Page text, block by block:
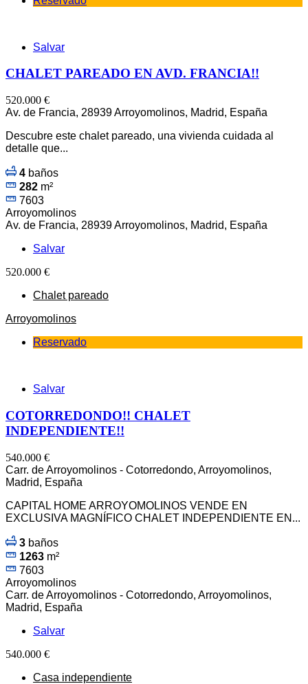
Salvar
CHALET PAREADO EN AVD. FRANCIA!!
520.000 €
Av. de Francia, 28939 Arroyomolinos, Madrid, España
Descubre este chalet pareado, una vivienda cuidada al
detalle que...
4 baños
282 m²
7603
Arroyomolinos
Av. de Francia, 28939 Arroyomolinos, Madrid, España
Salvar
520.000 €
Chalet pareado
Arroyomolinos
Reservado
Salvar
COTORREDONDO!! CHALET
INDEPENDIENTE!!
540.000 €
Carr. de Arroyomolinos - Cotorredondo, Arroyomolinos,
Madrid, España
CAPITAL HOME ARROYOMOLINOS VENDE EN
EXCLUSIVA MAGNÍFICO CHALET INDEPENDIENTE EN...
3 baños
1263 m²
7603
Arroyomolinos
Carr. de Arroyomolinos - Cotorredondo, Arroyomolinos,
Madrid, España
Salvar
540.000 €
Casa independiente